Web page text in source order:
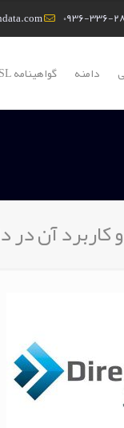
0936-336-
دامنه گواهینامه SSL
آن در